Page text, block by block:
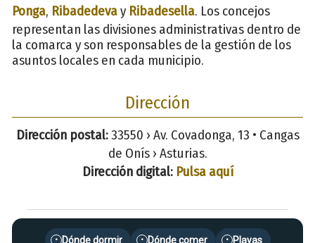
Ponga, Ribadedevay Ribadesella. Los concejos
representan las divisiones administrativas dentro de
la comarca y son responsables de la gestión de los
asuntos locales en cada municipio.
Dirección
Dirección postal:33550 › Av. Covadonga, 13 • Cangas
de Onís › Asturias.
Dirección digital: Pulsa aquí
• Dónde dormir • Dónde comer • Playas